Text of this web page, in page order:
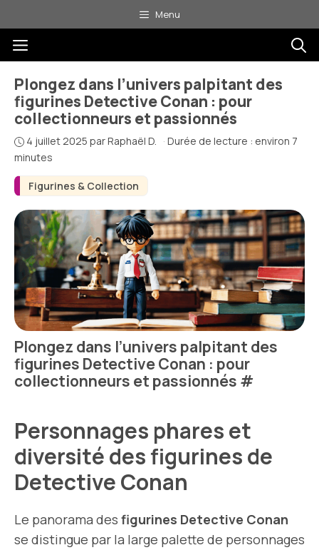
au
contenu
Menu
Menu
Figurines & Collection
Plongez dans l’univers palpitant des
figurines Detective Conan : pour
collectionneurs et passionnés
4 juillet 2025 parRaphaël D. · Durée de lecture : environ 7
minutes
Plongez dans l’univers palpitant des
figurines Detective Conan : pour
collectionneurs et passionnés #
Personnages phares et
diversité des figurines de
Detective Conan
Le panorama des figurines Detective Conan
se distingue par la large palette de personnages